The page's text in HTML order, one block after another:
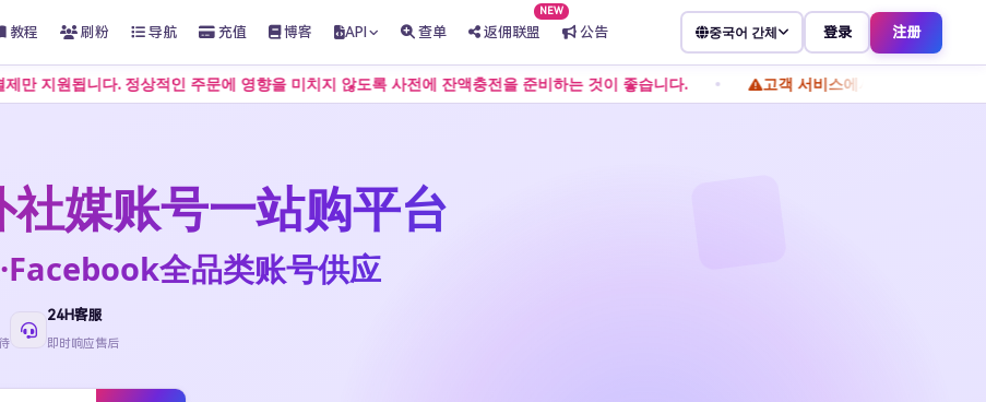
教程 刷粉 导航 充值 博客 API 查单 返佣联盟
NEW
公告 중국어 간체 登录 注册
인 주문에 영향을 미치지 않도록 사전에 잔액충전을 준비하는 것이 좋습니다. 고객 서비스에서는 개인 송금을 허용하지 않습니다.
媒账号一站购平台
全品类账号供应
24H客服
即时响应售后